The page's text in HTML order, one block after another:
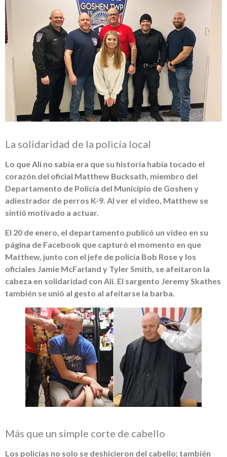
La solidaridad de la policía local
Lo que Ali no sabía era que su historia había tocado el
corazón del oficial Matthew Bucksath, miembro del
Departamento de Policía del Municipio de Goshen y
adiestrador de perros K-9. Al ver el video, Matthew se
sintió motivado a actuar.
El 20 de enero, el departamento publicó un video en su
página de Facebook que capturó el momento en que
Matthew, junto con el jefe de policía Bob Rose y los
oficiales Jamie McFarland y Tyler Smith, se afeitaron la
cabeza en solidaridad con Ali. El sargento Jeremy Skathes
también se unió al gesto al afeitarse la barba.
Más que un simple corte de cabello
Los policías no solo se deshicieron del cabello; también